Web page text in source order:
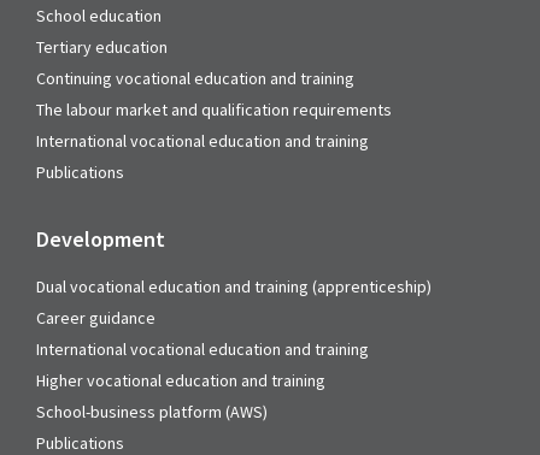
School education
Tertiary education
Continuing vocational education and training
The labour market and qualification requirements
International vocational education and training
Publications
Development
Dual vocational education and training (apprenticeship)
Career guidance
International vocational education and training
Higher vocational education and training
School-business platform (AWS)
Publications